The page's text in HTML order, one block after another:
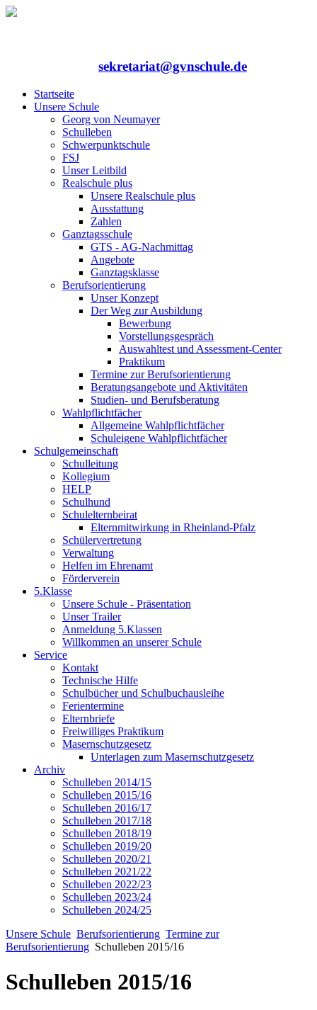
sekretariat@gvnschule.de
Startseite
Unsere Schule
Georg von Neumayer
Schulleben
Schwerpunktschule
FSJ
Unser Leitbild
Realschule plus
Unsere Realschule plus
Ausstattung
Zahlen
Ganztagsschule
GTS - AG-Nachmittag
Angebote
Ganztagsklasse
Berufsorientierung
Unser Konzept
Der Weg zur Ausbildung
Bewerbung
Vorstellungsgespräch
Auswahltest und Assessment-Center
Praktikum
Termine zur Berufsorientierung
Beratungsangebote und Aktivitäten
Studien- und Berufsberatung
Wahlpflichtfächer
Allgemeine Wahlpflichtfächer
Schuleigene Wahlpflichtfächer
Schulgemeinschaft
Schulleitung
Kollegium
HELP
Schulhund
Schulelternbeirat
Elternmitwirkung in Rheinland-Pfalz
Schülervertretung
Verwaltung
Helfen im Ehrenamt
Förderverein
5.Klasse
Unsere Schule - Präsentation
Unser Trailer
Anmeldung 5.Klassen
Willkommen an unserer Schule
Service
Kontakt
Technische Hilfe
Schulbücher und Schulbuchausleihe
Ferientermine
Elternbriefe
Freiwilliges Praktikum
Masernschutzgesetz
Unterlagen zum Masernschutzgesetz
Archiv
Schulleben 2014/15
Schulleben 2015/16
Schulleben 2016/17
Schulleben 2017/18
Schulleben 2018/19
Schulleben 2019/20
Schulleben 2020/21
Schulleben 2021/22
Schulleben 2022/23
Schulleben 2023/24
Schulleben 2024/25
Unsere Schule Berufsorientierung Termine zur
Berufsorientierung Schulleben 2015/16
Schulleben 2015/16